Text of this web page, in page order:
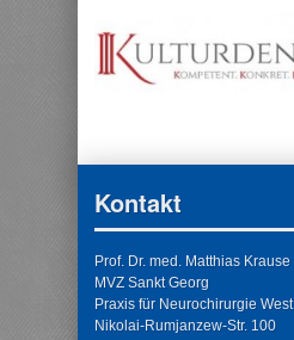
Kontakt
Prof. Dr. med. Matthias Krause
MVZ Sankt Georg
Praxis für Neurochirurgie West
Nikolai-Rumjanzew-Str. 100